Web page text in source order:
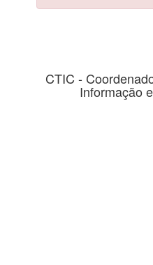
CTIC -
Informação